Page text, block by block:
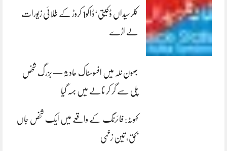
کلرسیداں ڈکیتی‘ڈاکو1 کروڑ کے طلائی زیورات
لے اڑے
بھون نلہ میں افسوسناک حادثہ — بزرگ شخص
پلی سے گر کر نالے میں بہہ گیا
کہوٹہ: فائرنگ کے واقعے میں ایک شخص جاں
بحق، تین زخمی